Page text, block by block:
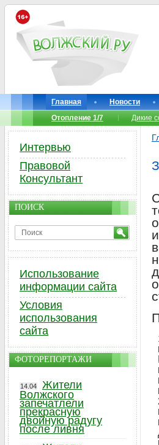
Главная Новости
Отопление 1/7
Дикие
Интервью
Правовой
Консультант
ПОИСК
Использование
информации сайта
Условия
использования
сайта
ФОТОРЕПОРТАЖИ
14.04
Жители
Волжского
запечатлели
прекрасную
двойную радугу
после ливня